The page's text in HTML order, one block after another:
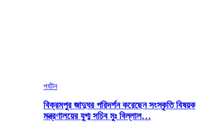
পর্যটন
বিক্রমপুর জাদুঘর পরিদর্শন করেছেন সংস্কৃতি বিষয়ক
মন্ত্রণালয়ের যুগ্ম সচিব মুঃ বিল্লাল…